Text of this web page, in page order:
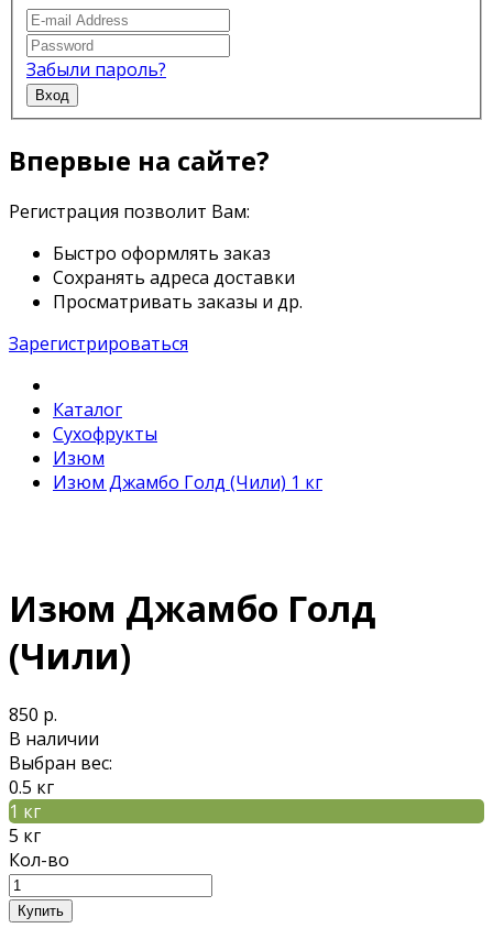
Забыли пароль?
Вход
Впервые на сайте?
Регистрация позволит Вам:
Быстро оформлять заказ
Сохранять адреса доставки
Просматривать заказы и др.
Зарегистрироваться
Каталог
Сухофрукты
Изюм
Изюм Джамбо Голд (Чили) 1 кг
Изюм Джамбо Голд
(Чили)
850 р.
В наличии
Выбран вес:
0.5 кг
1 кг
5 кг
Кол-во